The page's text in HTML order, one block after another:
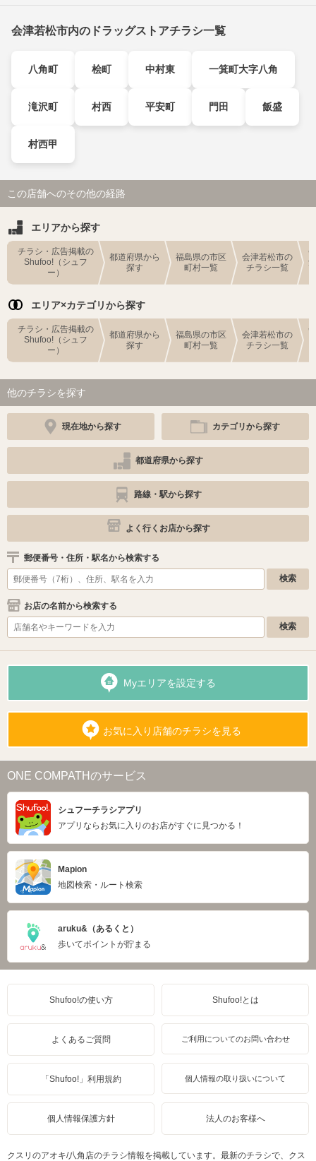
会津若松市内のドラッグストアチラシ一覧
八角町 桧町 中村東 一箕町大字八角
滝沢町 村西 平安町 門田 飯盛
村西甲
この店舗へのその他の経路
エリアから探す
チラシ・広告掲載の
Shufoo!（シュフ
ー）
都道府県から
探す
福島県の市区
町村一覧
会津若松市の
チラシ一覧
エリア×カテゴリから探す
チラシ・広告掲載の
Shufoo!（シュフ
ー）
都道府県から
探す
福島県の市区
町村一覧
会津若松市の
チラシ一覧
他のチラシを探す
現在地から探す カテゴリから探す
都道府県から探す
路線・駅から探す
よく行くお店から探す
郵便番号・住所・駅名から検索する
お店の名前から検索する
Myエリアを設定する
お気に入り店舗のチラシを見る
ONE COMPATHのサービス
シュフーチラシアプリ
アプリならお気に入りのお店がすぐに見つかる！
Mapion
地図検索・ルート検索
aruku&（あるくと）
歩いてポイントが貯まる
Shufoo!の使い方 Shufoo!とは
よくあるご質問 ご利用についてのお問い合わせ
「Shufoo!」利用規約 個人情報の取り扱いについて
個人情報保護方針 法人のお客様へ
クスリのアオキ/八角店のチラシ情報を掲載しています。最新のチラシで、クス